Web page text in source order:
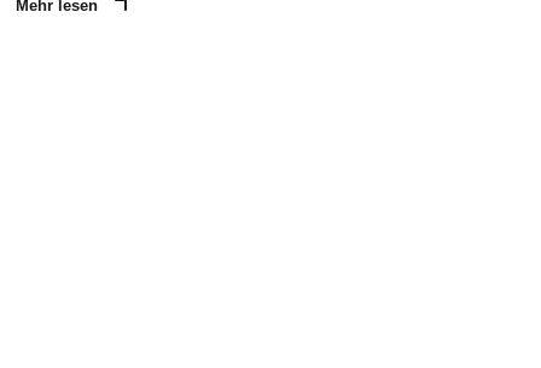
Mehr lesen